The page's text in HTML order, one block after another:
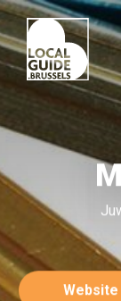
Website